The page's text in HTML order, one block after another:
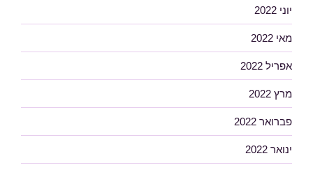
יוני 2022
מאי 2022
אפריל 2022
מרץ 2022
פברואר 2022
ינואר 2022